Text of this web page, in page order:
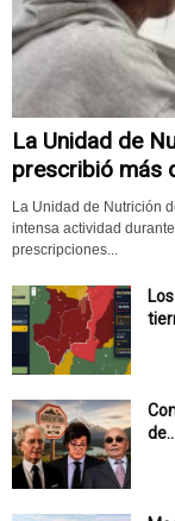
La Unidad de
prescribió más
La Unidad de Nutrición
intensa actividad
prescripciones...